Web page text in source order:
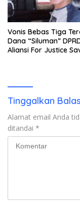
Vonis Bebas Tiga
Dana “Siluman”
Aliansi For Justice
Tinggalkan
Alamat email Anda
ditandai *